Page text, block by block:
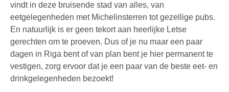
vindt in deze bruisende stad van alles, van
eetgelegenheden met Michelinsterren tot gezellige pubs.
En natuurlijk is er geen tekort aan heerlijke Letse
gerechten om te proeven. Dus of je nu maar een paar
dagen in Riga bent of van plan bent je hier permanent te
vestigen, zorg ervoor dat je een paar van de beste eet- en
drinkgelegenheden bezoekt!